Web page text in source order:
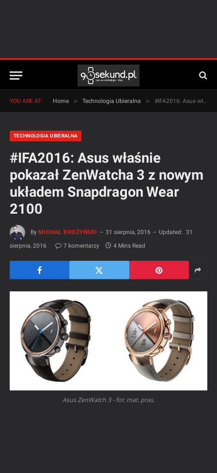
YOU ARE AT: Home » Technologia Ubieralna » #IFA2016: Asus właśnie pokazał ZenWatcha 3 z nowym układem Snapdragon Wear 2100
TECHNOLOGIA UBIERALNA
#IFA2016: Asus właśnie
pokazał ZenWatcha 3 z nowym
układem Snapdragon Wear
2100
By MICHAŁ BROŻYŃSKI 31 sierpnia, 2016 Updated: 31
sierpnia, 2016
7 komentarzy 4 Mins Read
Asus ZenWatch 3 - fot. mat. pras.